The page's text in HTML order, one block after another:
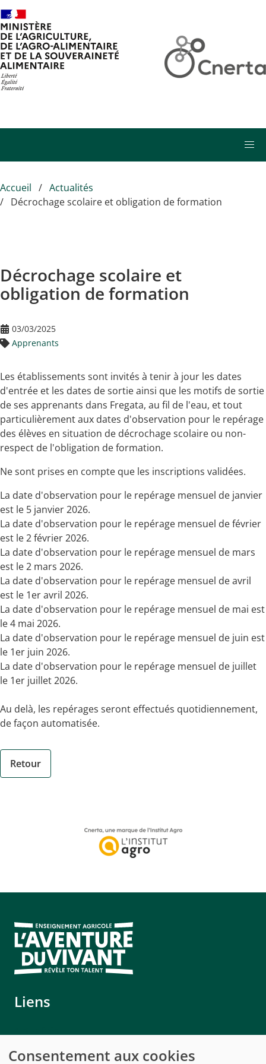
Aller au contenu principal
Accueil
Actualités
Décrochage scolaire et obligation de formation
Décrochage scolaire et
obligation de formation
03/03/2025
Apprenants
Les établissements sont invités à tenir à jour les dates
d'entrée et les dates de sortie ainsi que les motifs de sortie
de ses apprenants dans Fregata, au fil de l'eau, et tout
particulièrement aux dates d'observation pour le repérage
des élèves en situation de décrochage scolaire ou non-
respect de l'obligation de formation.
Ne sont prises en compte que les inscriptions validées.
La date d'observation pour le repérage mensuel de janvier
est le 5 janvier 2026.
La date d'observation pour le repérage mensuel de février
est le 2 février 2026.
La date d'observation pour le repérage mensuel de mars
est le 2 mars 2026.
La date d'observation pour le repérage mensuel de avril
est le 1er avril 2026.
La date d'observation pour le repérage mensuel de mai est
le 4 mai 2026.
La date d'observation pour le repérage mensuel de juin est
le 1er juin 2026.
La date d'observation pour le repérage mensuel de juillet
le 1er juillet 2026.
Au delà, les repérages seront effectués quotidiennement,
de façon automatisée.
Retour
Liens
Rechercher
Consentement aux cookies